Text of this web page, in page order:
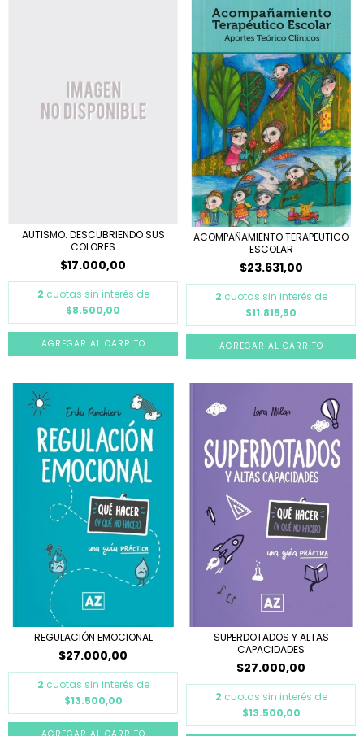
AUTISMO. DESCUBRIENDO SUS
COLORES
$17.000,00
2 cuotas sin interés de
$8.500,00
ACOMPAÑAMIENTO TERAPEUTICO
ESCOLAR
$23.631,00
2 cuotas sin interés de
$11.815,50
REGULACIÓN EMOCIONAL
$27.000,00
2 cuotas sin interés de
$13.500,00
SUPERDOTADOS Y ALTAS
CAPACIDADES
$27.000,00
2 cuotas sin interés de
$13.500,00